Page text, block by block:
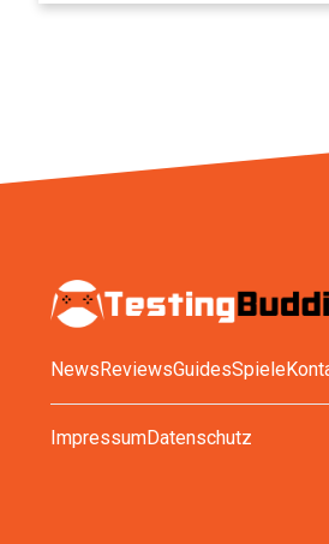
News ReviewsGuidesSpiele
ImpressumDatenschutz